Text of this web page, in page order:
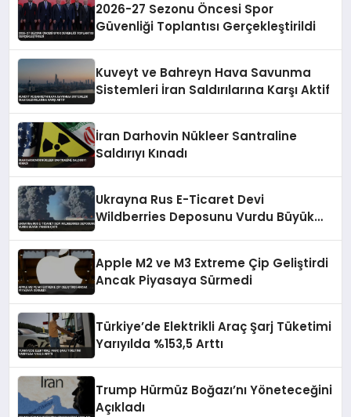
2026-27 Sezonu Öncesi Spor
Güvenliği Toplantısı Gerçekleştirildi
Kuveyt ve Bahreyn Hava Savunma
Sistemleri İran Saldırılarına Karşı Aktif
İran Darhovin Nükleer Santraline
Saldırıyı Kınadı
Ukrayna Rus E-Ticaret Devi
Wildberries Deposunu Vurdu Büyük
Apple M2 ve M3 Extreme Çip Geliştirdi
Ancak Piyasaya Sürmedi
Türkiye’de Elektrikli Araç Şarj Tüketimi
Yarıyılda %153,5 Arttı
Trump Hürmüz Boğazı’nı Yöneteceğini
Açıkladı